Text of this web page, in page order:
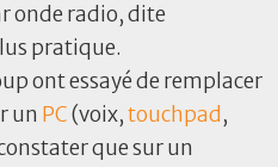
onde radio, dite
pratique.
ont essayé de remplacer
un PC(voix,touchpad ,
que sur un